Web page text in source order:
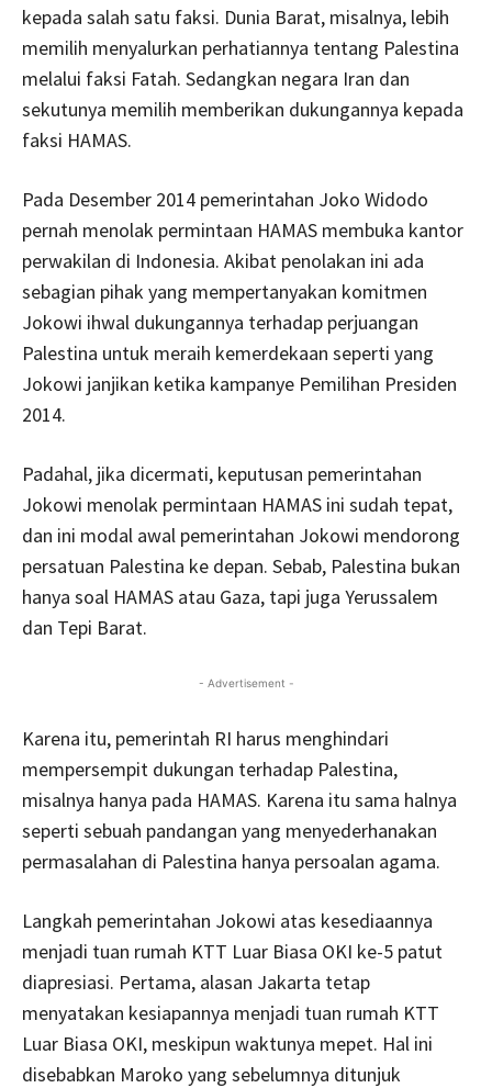
kepada salah satu faksi. Dunia Barat, misalnya, lebih
memilih menyalurkan perhatiannya tentang Palestina
melalui faksi Fatah. Sedangkan negara Iran dan
sekutunya memilih memberikan dukungannya kepada
faksi HAMAS.
Pada Desember 2014 pemerintahan Joko Widodo
pernah menolak permintaan HAMAS membuka kantor
perwakilan di Indonesia. Akibat penolakan ini ada
sebagian pihak yang mempertanyakan komitmen
Jokowi ihwal dukungannya terhadap perjuangan
Palestina untuk meraih kemerdekaan seperti yang
Jokowi janjikan ketika kampanye Pemilihan Presiden
2014.
Padahal, jika dicermati, keputusan pemerintahan
Jokowi menolak permintaan HAMAS ini sudah tepat,
dan ini modal awal pemerintahan Jokowi mendorong
persatuan Palestina ke depan. Sebab, Palestina bukan
hanya soal HAMAS atau Gaza, tapi juga Yerussalem
dan Tepi Barat.
- Advertisement -
Karena itu, pemerintah RI harus menghindari
mempersempit dukungan terhadap Palestina,
misalnya hanya pada HAMAS. Karena itu sama halnya
seperti sebuah pandangan yang menyederhanakan
permasalahan di Palestina hanya persoalan agama.
Langkah pemerintahan Jokowi atas kesediaannya
menjadi tuan rumah KTT Luar Biasa OKI ke-5 patut
diapresiasi. Pertama, alasan Jakarta tetap
menyatakan kesiapannya menjadi tuan rumah KTT
Luar Biasa OKI, meskipun waktunya mepet. Hal ini
disebabkan Maroko yang sebelumnya ditunjuk